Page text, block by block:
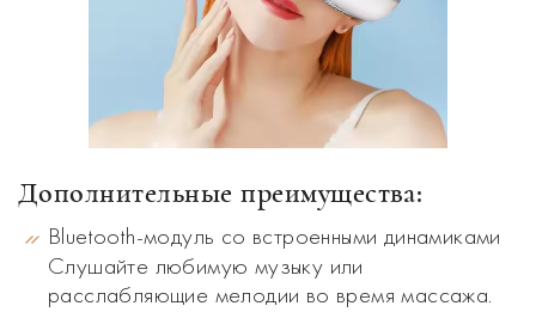
Дополнительные преимущества:
Bluetooth-модуль со встроенными динамиками
Слушайте любимую музыку или
расслабляющие мелодии во время массажа.